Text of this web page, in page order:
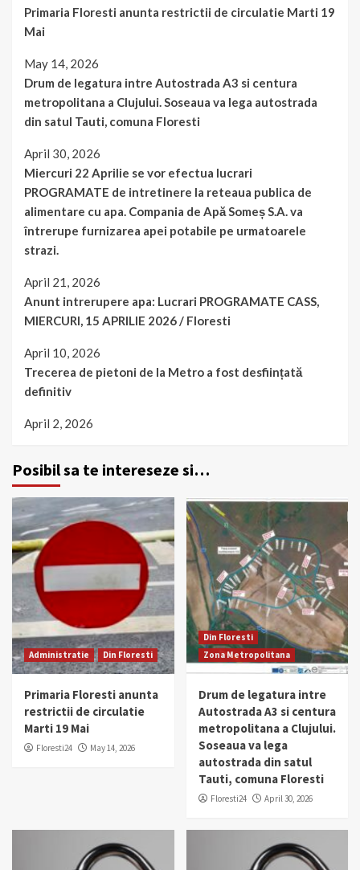
Primaria Floresti anunta restrictii de circulatie Marti 19
Mai
May 14, 2026
Drum de legatura intre Autostrada A3 si centura
metropolitana a Clujului. Soseaua va lega autostrada
din satul Tauti, comuna Floresti
April 30, 2026
Miercuri 22 Aprilie se vor efectua lucrari
PROGRAMATE de intretinere la reteaua publica de
alimentare cu apa. Compania de Apă Someș S.A. va
întrerupe furnizarea apei potabile pe urmatoarele
strazi.
April 21, 2026
Anunt intrerupere apa: Lucrari PROGRAMATE CASS,
MIERCURI, 15 APRILIE 2026 / Floresti
April 10, 2026
Trecerea de pietoni de la Metro a fost desființată
definitiv
April 2, 2026
Posibil sa te intereseze si…
Administratie Din Floresti
Primaria Floresti anunta
restrictii de circulatie
Marti 19 Mai
Floresti24 May 14, 2026
Din Floresti
Zona Metropolitana
Drum de legatura intre
Autostrada A3 si centura
metropolitana a Clujului.
Soseaua va lega
autostrada din satul
Tauti, comuna Floresti
Floresti24 April 30, 2026